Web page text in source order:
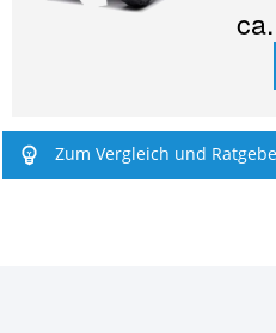
Zum Vergleich und